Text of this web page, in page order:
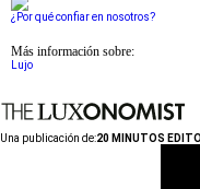
¿Por qué confiar en nosotros?
Más información sobre:
Lujo
Una publicación de:20 MINUTOS